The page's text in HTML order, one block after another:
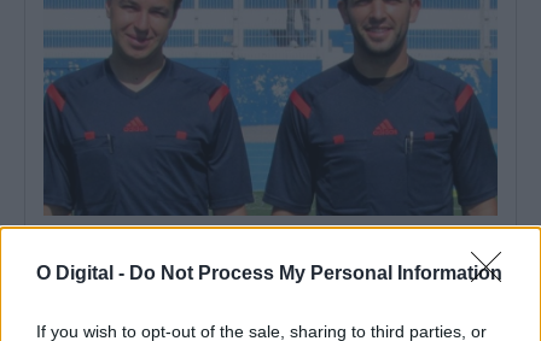
O Digital - Do Not Process My Personal Information
If you wish to opt-out of the sale, sharing to third parties, or
A Federação Portuguesa de Futebol (FPF) divulgou as nomeações
6 Agosto, 2026 - 11:29